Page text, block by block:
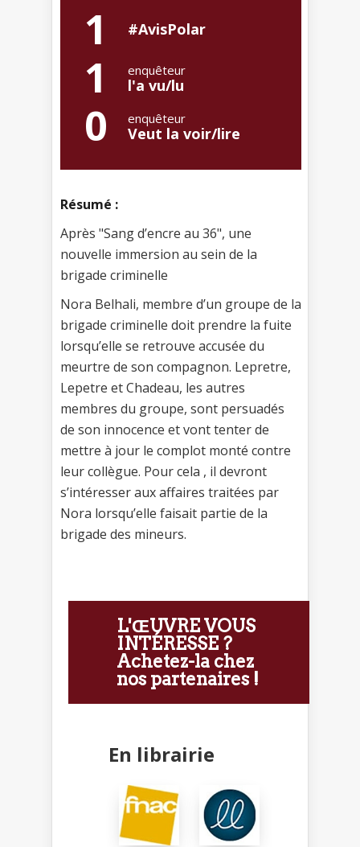
1 #AvisPolar
1 enquêteur
l'a vu/lu
0 enquêteur
Veut la voir/lire
Résumé :
Après "Sang d’encre au 36", une
nouvelle immersion au sein de la
brigade criminelle
Nora Belhali, membre d’un groupe de la
brigade criminelle doit prendre la fuite
lorsqu’elle se retrouve accusée du
meurtre de son compagnon. Lepretre,
Lepetre et Chadeau, les autres
membres du groupe, sont persuadés
de son innocence et vont tenter de
mettre à jour le complot monté contre
leur collègue. Pour cela , il devront
s’intéresser aux affaires traitées par
Nora lorsqu’elle faisait partie de la
brigade des mineurs.
L'ŒUVRE VOUS
INTÉRESSE ?
Achetez-la chez
nos partenaires !
En librairie